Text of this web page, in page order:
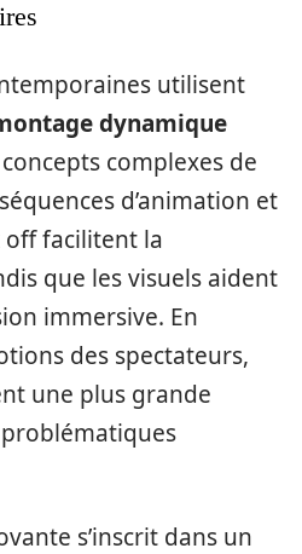
utilisent
dynamique
complexes de
d’animation et
off facilitent la
que les visuels aident
immersive. En
des spectateurs,
une plus grande
s’inscrit dans un